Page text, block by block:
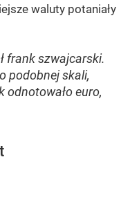
waluty potaniały
frank szwajcarski.
podobnej skali,
odnotowało euro,